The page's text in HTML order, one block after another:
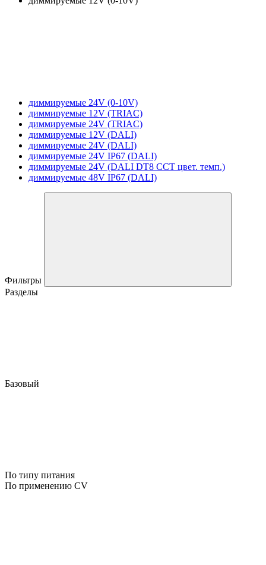
диммируемые 24V (0-10V)
диммируемые 12V (TRIAC)
диммируемые 24V (TRIAC)
диммируемые 12V (DALI)
диммируемые 24V (DALI)
диммируемые 24V IP67 (DALI)
диммируемые 24V (DALI DT8 CCT цвет. темп.)
диммируемые 48V IP67 (DALI)
Фильтры
Разделы
Базовый
По типу питания
По применению CV